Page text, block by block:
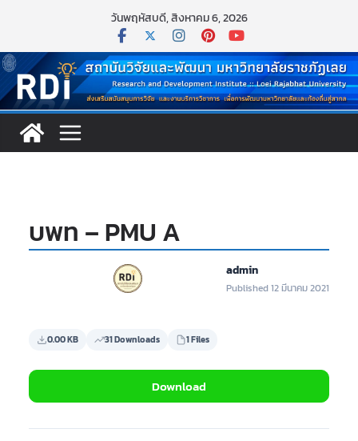
content
วันพฤหัสบดี, สิงหาคม 6, 2026
บพท – PMU A
admin
Published 12 มีนาคม 2021
0.00 KB 31 Downloads 1 Files
Download